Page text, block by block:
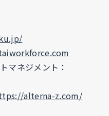
マネジメント：
alterna-z.com/